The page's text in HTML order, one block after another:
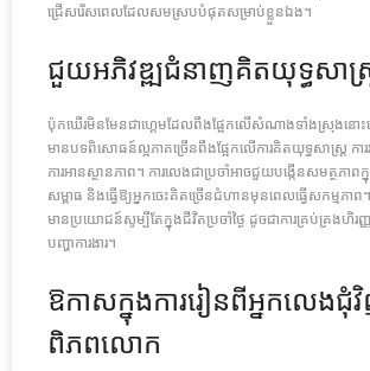
ជ្រើសរើសពេលដែលសមស្របបំផុតសម្រាប់ខ្លួនឯង។
ជួយអភិវឌ្ឍជំនាញគិតយុទ្ធសាស្
ប៉ុកឃើរមិនមែនជាហ្គេមដែលពឹងផ្អែកលើសំណាងទាំងស្រុងនោះ
មានបទពិសោធន៍ល្អភាគច្រើនពឹងផ្អែកលើការគិតយុទ្ធសាស្ត្រ ក
ការអានស្ថានភាព។ ការលេងជាប្រចាំអាចជួយបង្កើនសមត្ថភាពក្
សម្ពាធ និងធ្វើឱ្យអ្នកចេះគិតច្រើនជំហានមុនពេលធ្វើសកម្មភា
មានប្រយោជន៍សូម្បីតែក្នុងជីវិតប្រចាំថ្ងៃ ដូចជាការគ្រប់គ្រងហិរញ្
បញ្ហាការងារ។
ឱកាសក្នុងការរៀនពីអ្នកលេងជុំ
ពិភពលោក